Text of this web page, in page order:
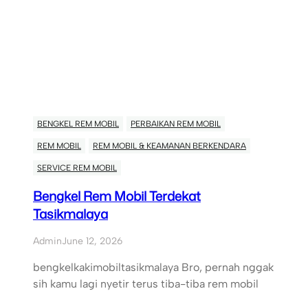
BENGKEL REM MOBIL PERBAIKAN REM MOBIL
REM MOBIL REM MOBIL & KEAMANAN BERKENDARA
SERVICE REM MOBIL
Bengkel Rem Mobil Terdekat
Tasikmalaya
AdminJune 12, 2026
bengkelkakimobiltasikmalaya Bro, pernah nggak
sih kamu lagi nyetir terus tiba-tiba rem mobil